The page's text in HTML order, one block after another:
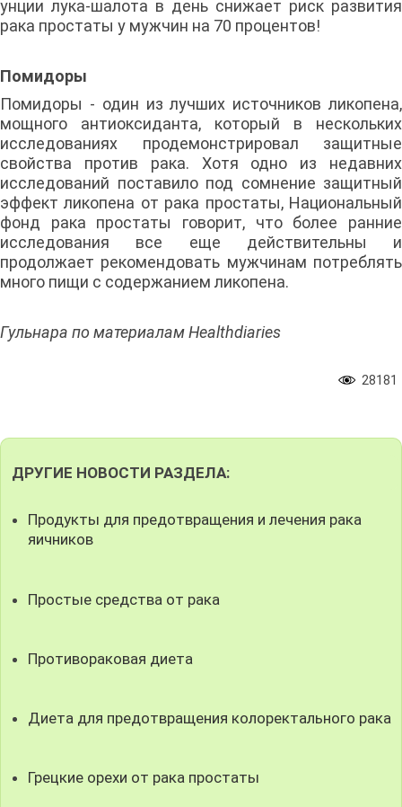
унции лука-шалота в день снижает риск развития
рака простаты у мужчин на 70 процентов!
Помидоры
Помидоры - один из лучших источников ликопена,
мощного антиоксиданта, который в нескольких
исследованиях продемонстрировал защитные
свойства против рака. Хотя одно из недавних
исследований поставило под сомнение защитный
эффект ликопена от рака простаты, Национальный
фонд рака простаты говорит, что более ранние
исследования все еще действительны и
продолжает рекомендовать мужчинам потреблять
много пищи с содержанием ликопена.
Гульнара по материалам Healthdiaries
28181
ДРУГИЕ НОВОСТИ РАЗДЕЛА:
Продукты для предотвращения и лечения рака
яичников
Простые средства от рака
Противораковая диета
Диета для предотвращения колоректального рака
Грецкие орехи от рака простаты